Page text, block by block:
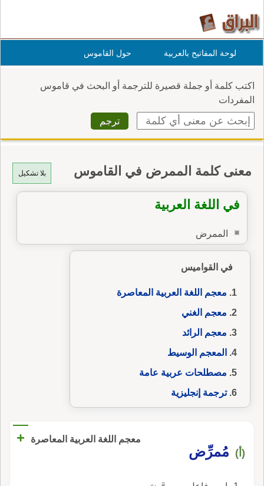
لوحة المفاتيح بالعربية حول القاموس
اكتب كلمة أو جملة قصيرة للترجمة أو البحث في قاموس
المفردات
بلا تشكيل معنى كلمة الممرض في القاموس
في اللغة العربية
الممرض
في القواميس
معجم اللغة العربية المعاصرة
معجم الغني
معجم الرائد
المعجم الوسيط
مصطلحات عربية عامة
ترجمة إنجليزية
معجم اللغة العربية المعاصرة +
(أ) مُمرِّض